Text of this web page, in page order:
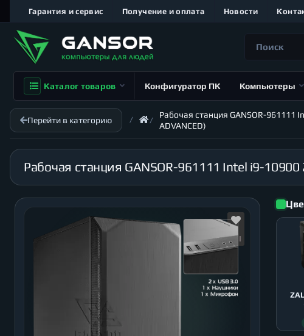
Гарантия и сервис Получение и оплата Новости
Каталог товаров Конфигуратор ПК Компьютеры
Перейти в категорию
Рабочая станция GANSOR-961111
ADVANCED)